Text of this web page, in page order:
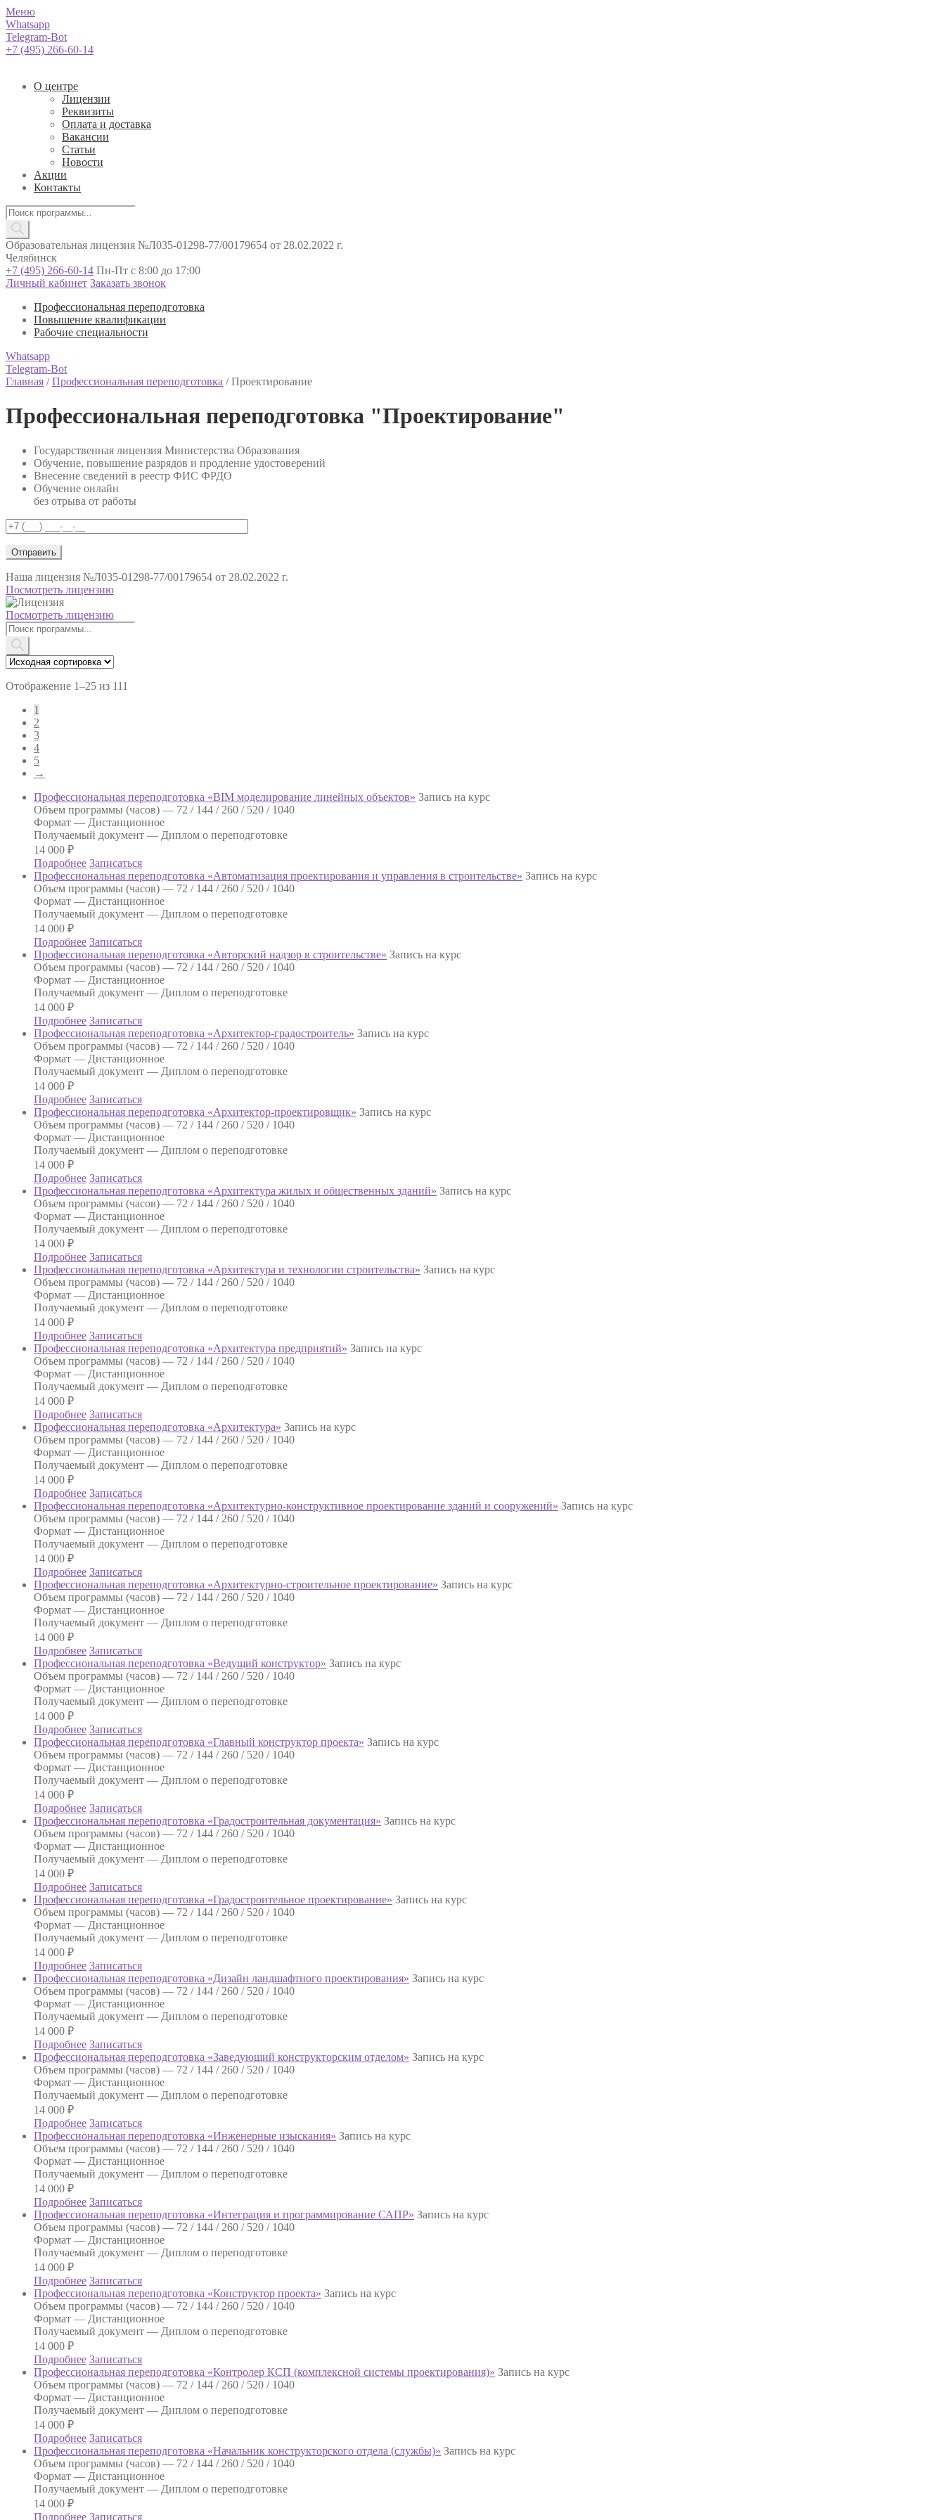
Меню
Whatsapp
Telegram-Bot
+7 (495) 266-60-14
О центре
Лицензии
Реквизиты
Оплата и доставка
Вакансии
Статьи
Новости
Акции
Контакты
Поиск
товаров
Образовательная лицензия №Л035-01298-77/00179654 от 28.02.2022 г.
Челябинск
+7 (495) 266-60-14 Пн-Пт с 8:00 до 17:00
Личный кабинет Заказать звонок
Профессиональная переподготовка
Повышение квалификации
Рабочие специальности
Whatsapp
Telegram-Bot
Главная /Профессиональная переподготовка /Проектирование
Профессиональная переподготовка "Проектирование"
Государственная лицензия Министерства Образования
Обучение, повышение разрядов и продление удостоверений
Внесение сведений в реестр ФИС ФРДО
Обучение онлайн
без отрыва от работы
Наша лицензия №Л035-01298-77/00179654 от 28.02.2022 г.
Посмотреть лицензию
Посмотреть лицензию
Поиск
товаров
Отображение 1–25 из 111
1
2
3
4
5
→
Профессиональная переподготовка «BIM моделирование линейных объектов» Запись на курс
Объем программы (часов) — 72 / 144 / 260 / 520 / 1040
Формат — Дистанционное
Получаемый документ — Диплом о переподготовке
14 000 ₽
Подробнее Записаться
Профессиональная переподготовка «Автоматизация проектирования и управления в строительстве» Запись на курс
Объем программы (часов) — 72 / 144 / 260 / 520 / 1040
Формат — Дистанционное
Получаемый документ — Диплом о переподготовке
14 000 ₽
Подробнее Записаться
Профессиональная переподготовка «Авторский надзор в строительстве» Запись на курс
Объем программы (часов) — 72 / 144 / 260 / 520 / 1040
Формат — Дистанционное
Получаемый документ — Диплом о переподготовке
14 000 ₽
Подробнее Записаться
Профессиональная переподготовка «Архитектор-градостроитель» Запись на курс
Объем программы (часов) — 72 / 144 / 260 / 520 / 1040
Формат — Дистанционное
Получаемый документ — Диплом о переподготовке
14 000 ₽
Подробнее Записаться
Профессиональная переподготовка «Архитектор-проектировщик» Запись на курс
Объем программы (часов) — 72 / 144 / 260 / 520 / 1040
Формат — Дистанционное
Получаемый документ — Диплом о переподготовке
14 000 ₽
Подробнее Записаться
Профессиональная переподготовка «Архитектура жилых и общественных зданий» Запись на курс
Объем программы (часов) — 72 / 144 / 260 / 520 / 1040
Формат — Дистанционное
Получаемый документ — Диплом о переподготовке
14 000 ₽
Подробнее Записаться
Профессиональная переподготовка «Архитектура и технологии строительства» Запись на курс
Объем программы (часов) — 72 / 144 / 260 / 520 / 1040
Формат — Дистанционное
Получаемый документ — Диплом о переподготовке
14 000 ₽
Подробнее Записаться
Профессиональная переподготовка «Архитектура предприятий» Запись на курс
Объем программы (часов) — 72 / 144 / 260 / 520 / 1040
Формат — Дистанционное
Получаемый документ — Диплом о переподготовке
14 000 ₽
Подробнее Записаться
Профессиональная переподготовка «Архитектура» Запись на курс
Объем программы (часов) — 72 / 144 / 260 / 520 / 1040
Формат — Дистанционное
Получаемый документ — Диплом о переподготовке
14 000 ₽
Подробнее Записаться
Профессиональная переподготовка «Архитектурно-конструктивное проектирование зданий и сооружений» Запись на курс
Объем программы (часов) — 72 / 144 / 260 / 520 / 1040
Формат — Дистанционное
Получаемый документ — Диплом о переподготовке
14 000 ₽
Подробнее Записаться
Профессиональная переподготовка «Архитектурно-строительное проектирование» Запись на курс
Объем программы (часов) — 72 / 144 / 260 / 520 / 1040
Формат — Дистанционное
Получаемый документ — Диплом о переподготовке
14 000 ₽
Подробнее Записаться
Профессиональная переподготовка «Ведущий конструктор» Запись на курс
Объем программы (часов) — 72 / 144 / 260 / 520 / 1040
Формат — Дистанционное
Получаемый документ — Диплом о переподготовке
14 000 ₽
Подробнее Записаться
Профессиональная переподготовка «Главный конструктор проекта» Запись на курс
Объем программы (часов) — 72 / 144 / 260 / 520 / 1040
Формат — Дистанционное
Получаемый документ — Диплом о переподготовке
14 000 ₽
Подробнее Записаться
Профессиональная переподготовка «Градостроительная документация» Запись на курс
Объем программы (часов) — 72 / 144 / 260 / 520 / 1040
Формат — Дистанционное
Получаемый документ — Диплом о переподготовке
14 000 ₽
Подробнее Записаться
Профессиональная переподготовка «Градостроительное проектирование» Запись на курс
Объем программы (часов) — 72 / 144 / 260 / 520 / 1040
Формат — Дистанционное
Получаемый документ — Диплом о переподготовке
14 000 ₽
Подробнее Записаться
Профессиональная переподготовка «Дизайн ландшафтного проектирования» Запись на курс
Объем программы (часов) — 72 / 144 / 260 / 520 / 1040
Формат — Дистанционное
Получаемый документ — Диплом о переподготовке
14 000 ₽
Подробнее Записаться
Профессиональная переподготовка «Заведующий конструкторским отделом» Запись на курс
Объем программы (часов) — 72 / 144 / 260 / 520 / 1040
Формат — Дистанционное
Получаемый документ — Диплом о переподготовке
14 000 ₽
Подробнее Записаться
Профессиональная переподготовка «Инженерные изыскания» Запись на курс
Объем программы (часов) — 72 / 144 / 260 / 520 / 1040
Формат — Дистанционное
Получаемый документ — Диплом о переподготовке
14 000 ₽
Подробнее Записаться
Профессиональная переподготовка «Интеграция и программирование САПР» Запись на курс
Объем программы (часов) — 72 / 144 / 260 / 520 / 1040
Формат — Дистанционное
Получаемый документ — Диплом о переподготовке
14 000 ₽
Подробнее Записаться
Профессиональная переподготовка «Конструктор проекта» Запись на курс
Объем программы (часов) — 72 / 144 / 260 / 520 / 1040
Формат — Дистанционное
Получаемый документ — Диплом о переподготовке
14 000 ₽
Подробнее Записаться
Профессиональная переподготовка «Контролер КСП (комплексной системы проектирования)» Запись на курс
Объем программы (часов) — 72 / 144 / 260 / 520 / 1040
Формат — Дистанционное
Получаемый документ — Диплом о переподготовке
14 000 ₽
Подробнее Записаться
Профессиональная переподготовка «Начальник конструкторского отдела (службы)» Запись на курс
Объем программы (часов) — 72 / 144 / 260 / 520 / 1040
Формат — Дистанционное
Получаемый документ — Диплом о переподготовке
14 000 ₽
Подробнее Записаться